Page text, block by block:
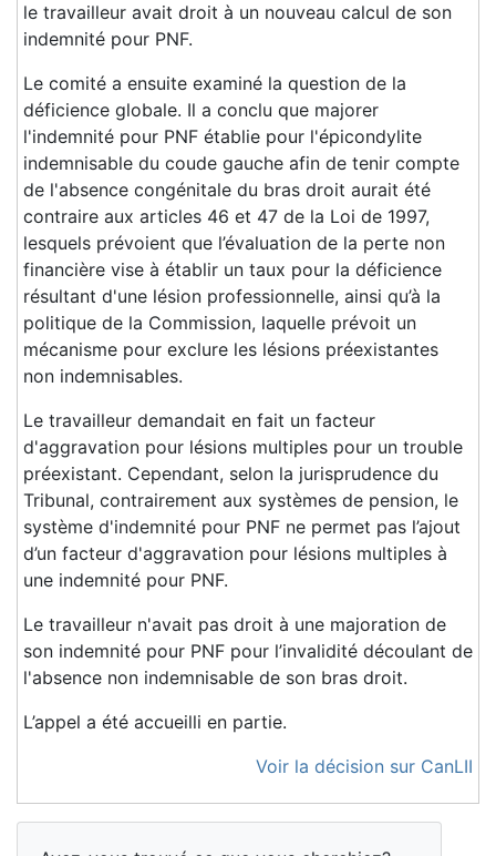
le travailleur avait droit à un nouveau calcul de son
indemnité pour PNF.
Le comité a ensuite examiné la question de la
déficience globale. Il a conclu que majorer
l'indemnité pour PNF établie pour l'épicondylite
indemnisable du coude gauche afin de tenir compte
de l'absence congénitale du bras droit aurait été
contraire aux articles 46 et 47 de la Loi de 1997,
lesquels prévoient que l’évaluation de la perte non
financière vise à établir un taux pour la déficience
résultant d'une lésion professionnelle, ainsi qu’à la
politique de la Commission, laquelle prévoit un
mécanisme pour exclure les lésions préexistantes
non indemnisables.
Le travailleur demandait en fait un facteur
d'aggravation pour lésions multiples pour un trouble
préexistant. Cependant, selon la jurisprudence du
Tribunal, contrairement aux systèmes de pension, le
système d'indemnité pour PNF ne permet pas l’ajout
d’un facteur d'aggravation pour lésions multiples à
une indemnité pour PNF.
Le travailleur n'avait pas droit à une majoration de
son indemnité pour PNF pour l’invalidité découlant de
l'absence non indemnisable de son bras droit.
L’appel a été accueilli en partie.
Voir la décision sur CanLII